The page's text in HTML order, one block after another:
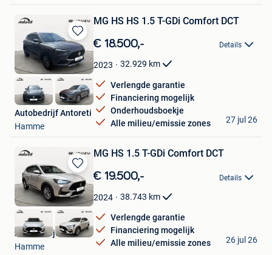
Bewaren
in
Mijn
Favorieten
MG HS HS 1.5 T-GDi Comfort DCT
€ 18.500,- Details
2023 32.929 km
Verlengde garantie
Financiering mogelijk
Onderhoudsboekje
Alle milieu/emissie zones
Autobedrijf Antoreti
Hamme
27 jul 26
Bewaren
in
Mijn
Favorieten
MG HS 1.5 T-GDi Comfort DCT
€ 19.500,- Details
2024 38.743 km
Verlengde garantie
Financiering mogelijk
Alle milieu/emissie zones
Autobedrijf Antoreti
Hamme
26 jul 26